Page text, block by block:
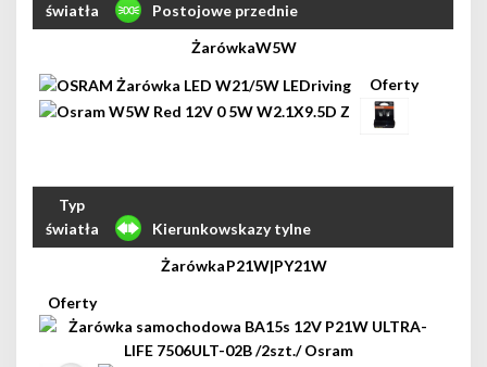
Postojowe przednie
W5W
Kierunkowskazy tylne
P21W|PY21W